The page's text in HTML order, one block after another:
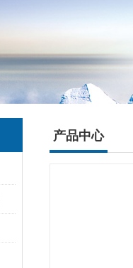
产品中心